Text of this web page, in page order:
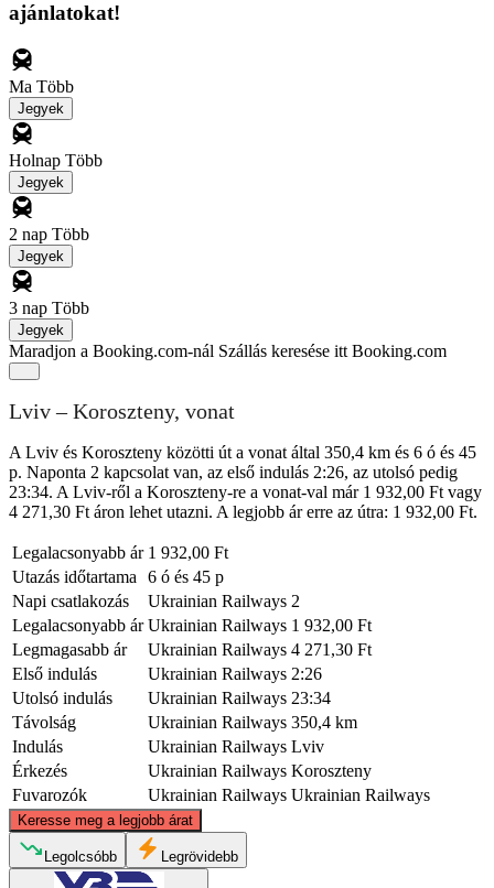
ajánlatokat!
Ma Több
Jegyek
Holnap Több
Jegyek
2 nap Több
Jegyek
3 nap Több
Jegyek
Maradjon a Booking.com-nál Szállás keresése itt Booking.com
Lviv – Koroszteny, vonat
A Lviv és Koroszteny közötti út a vonat által 350,4 km és 6 ó és 45
p. Naponta 2 kapcsolat van, az első indulás 2:26, az utolsó pedig
23:34. A Lviv-ről a Koroszteny-re a vonat-val már 1 932,00 Ft vagy
4 271,30 Ft áron lehet utazni. A legjobb ár erre az útra: 1 932,00 Ft.
Legalacsonyabb ár 1 932,00 Ft
Utazás időtartama
6 ó és 45 p
Napi csatlakozás
Ukrainian Railways 2
Legalacsonyabb ár Ukrainian Railways 1 932,00 Ft
Legmagasabb ár
Ukrainian Railways 4 271,30 Ft
Első indulás
Ukrainian Railways 2:26
Utolsó indulás
Ukrainian Railways 23:34
Távolság
Ukrainian Railways 350,4 km
Indulás
Ukrainian Railways Lviv
Érkezés
Ukrainian Railways Koroszteny
Fuvarozók
Ukrainian Railways Ukrainian Railways
Keresse meg a legjobb árat
© CARTO, ©OpenStreetMapcontributors
Legolcsóbb Legrövidebb